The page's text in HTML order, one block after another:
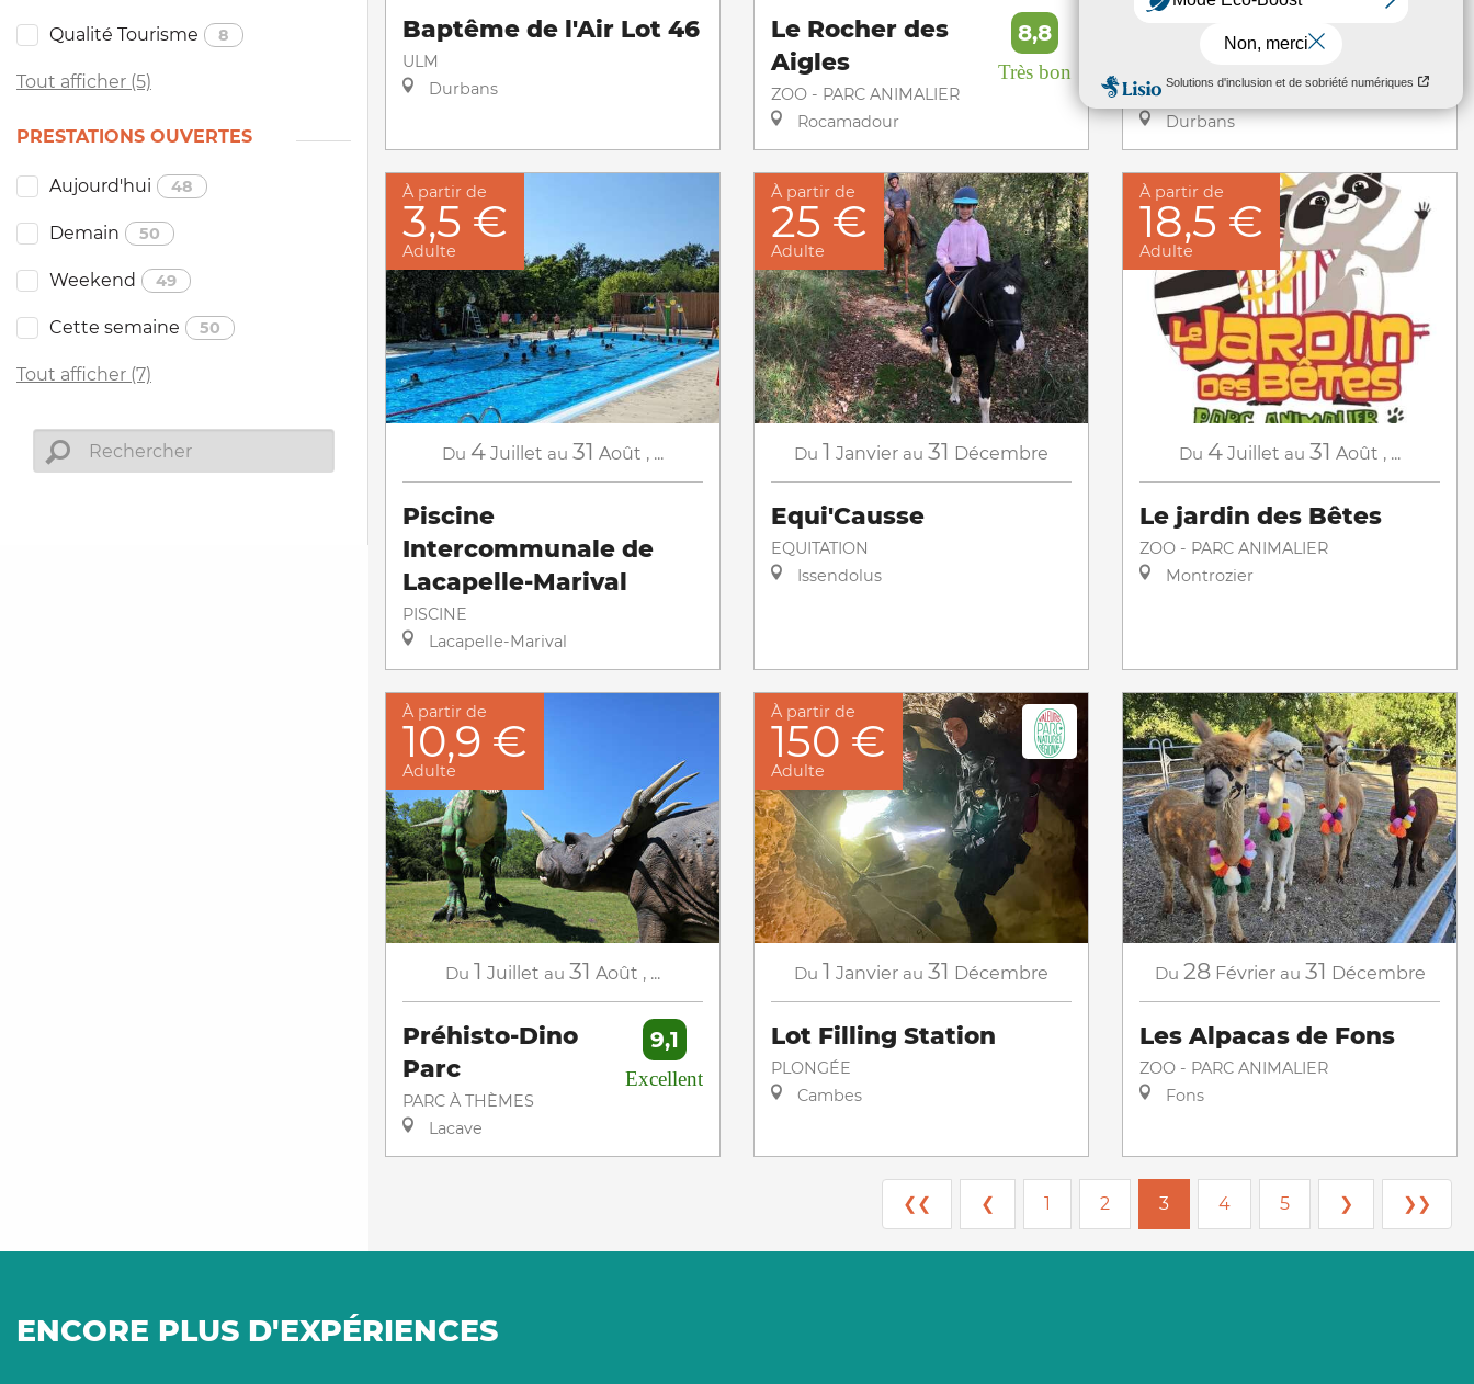
Qualité Tourisme 8
Tout afficher (5)
PRESTATIONS OUVERTES
Aujourd'hui 48
Demain 50
Weekend 49
Cette semaine 50
Tout afficher (7)
Baptême de l'Air Lot 46
ULM
Durbans
Le Rocher des
Aigles
ZOO - PARC ANIMALIER
Rocamadour
8,8
Très bon
Vol découverte en
AUTOGIRE
Durbans
À partir de
3,5 €
Adulte
Du 4 Juillet au 31 Août , ...
Piscine
Intercommunale de
Lacapelle-Marival
PISCINE
Lacapelle-Marival
À partir de
25 €
Adulte
Du 1 Janvier au 31 Décembre
Equi'Causse
EQUITATION
Issendolus
À partir de
18,5 €
Adulte
Du 4 Juillet au 31 Août , ...
Le jardin des Bêtes
ZOO - PARC ANIMALIER
Montrozier
À partir de
10,9 €
Adulte
Du 1 Juillet au 31 Août , ...
Préhisto-Dino
Parc
PARC À THÈMES
Lacave
9,1
Excellent
À partir de
150 €
Adulte
Du 1 Janvier au 31 Décembre
Lot Filling Station
PLONGÉE
Cambes
Du 28 Février au 31 Décembre
Les Alpacas de Fons
ZOO - PARC ANIMALIER
Fons
❮❮ ❮ 1 2 3 4 5 ❯ ❯❯
ENCORE PLUS D'EXPÉRIENCES